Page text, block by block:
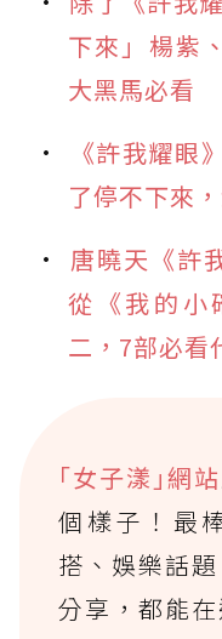
下來」楊紫
大黑馬必看
《許我耀眼
了停不下來
唐曉天《許
從《我的小
二，7部必看
｢女子漾｣網站
個樣子！最
搭、娛樂話
分享，都能